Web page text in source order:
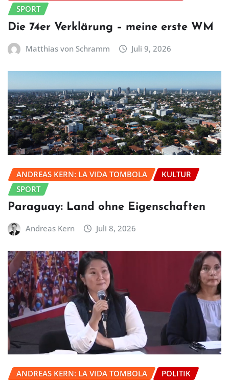
SPORT
Die 74er Verklärung – meine erste WM
Matthias von Schramm Juli 9, 2026
ANDREAS KERN: LA VIDA TOMBOLA
KULTUR
SPORT
Paraguay: Land ohne Eigenschaften
Andreas Kern Juli 8, 2026
ANDREAS KERN: LA VIDA TOMBOLA POLITIK